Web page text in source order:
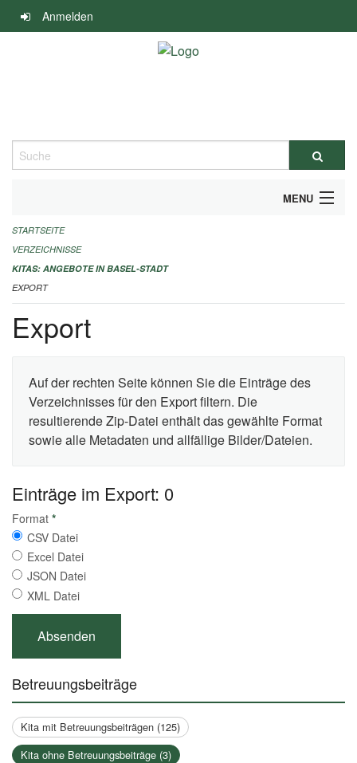
Navigation
überspringen
Anmelden
Suche
MENU
ALLGEMEINE INFORMATIONEN
IMPRESSUM
STARTSEITE
VERZEICHNISSE
KITAS: ANGEBOTE IN BASEL-STADT
EXPORT
Export
Auf der rechten Seite können Sie die Einträge des
Verzeichnisses für den Export filtern. Die
resultierende Zip-Datei enthält das gewählte Format
sowie alle Metadaten und allfällige Bilder/Dateien.
Einträge im Export: 0
Format *
CSV Datei
Excel Datei
JSON Datei
XML Datei
Betreuungsbeiträge
Kita mit Betreuungsbeiträgen (125)
Kita ohne Betreuungsbeiträge (3)